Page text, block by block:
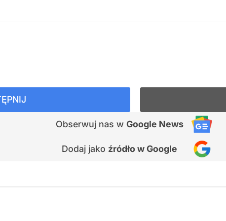
Obserwuj nas w Google News
Dodaj jako źródło w Google